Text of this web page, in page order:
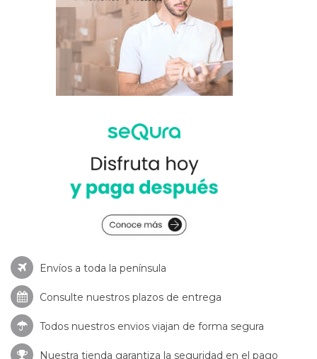
Envíos a toda la península
Consulte nuestros plazos de entrega
Todos nuestros envios viajan de forma segura
Nuestra tienda garantiza la seguridad en el pago